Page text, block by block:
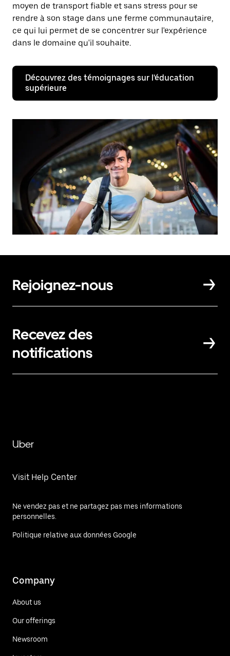
moyen de transport fiable et sans stress pour se
rendre à son stage dans une ferme communautaire,
ce qui lui permet de se concentrer sur l'expérience
dans le domaine qu'il souhaite.
Découvrez des témoignages sur l'éducation
supérieure
Rejoignez-nous
Recevez des
notifications
Uber
Visit Help Center
Ne vendez pas et ne partagez pas mes informations
personnelles.
Politique relative aux données Google
Company
About us
Our offerings
Newsroom